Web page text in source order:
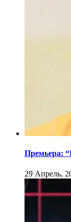
Премьера:
29 Апрель,